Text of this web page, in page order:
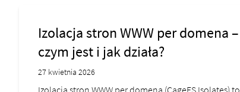
Izolacja stron WWW per domena –
czym jest i jak działa?
27 kwietnia 2026
Izolacja stron WWW per domena (CageFS Isolates) to